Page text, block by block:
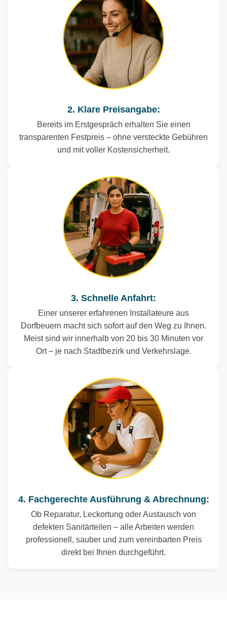
2. Klare Preisangabe:
Bereits im Erstgespräch erhalten Sie einen
transparenten Festpreis – ohne versteckte Gebühren
und mit voller Kostensicherheit.
3. Schnelle Anfahrt:
Einer unserer erfahrenen Installateure aus
Dorfbeuern macht sich sofort auf den Weg zu Ihnen.
Meist sind wir innerhalb von 20 bis 30 Minuten vor
Ort – je nach Stadtbezirk und Verkehrslage.
4. Fachgerechte Ausführung & Abrechnung:
Ob Reparatur, Leckortung oder Austausch von
defekten Sanitärteilen – alle Arbeiten werden
professionell, sauber und zum vereinbarten Preis
direkt bei Ihnen durchgeführt.